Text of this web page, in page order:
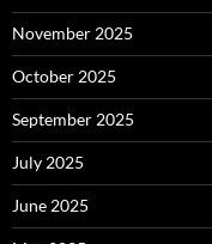
November 2025
October 2025
September 2025
July 2025
June 2025